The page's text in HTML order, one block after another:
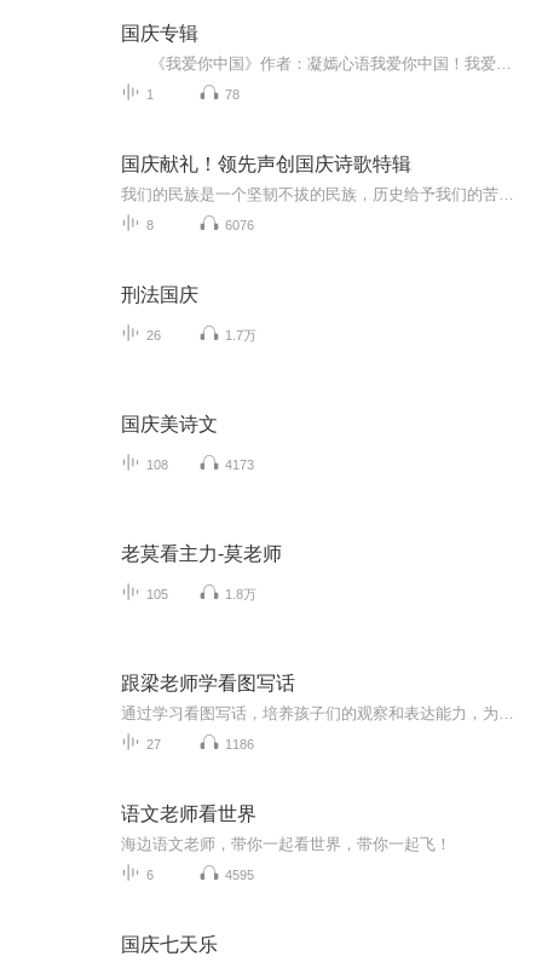
国庆专辑
1 78
国庆献礼！领先声创国庆诗歌特辑
8 6076
刑法国庆
26 1.7万
国庆美诗文
108 4173
老莫看主力-莫老师
105 1.8万
跟梁老师学看图写话
27 1186
语文老师看世界
海边语文老师，带你一起看世界，带你一起飞！
6 4595
国庆七天乐